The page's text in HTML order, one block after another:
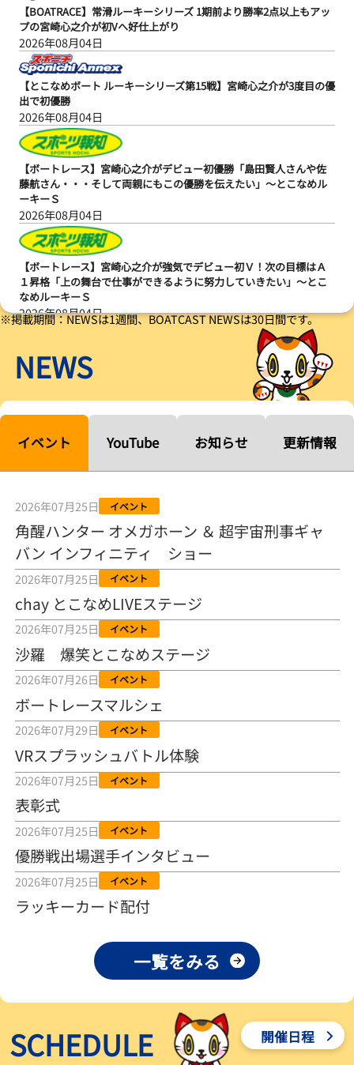
【BOATRACE】常滑ルーキーシリーズ 1期前より勝率2点以上もアッ
プの宮崎心之介が初Vへ好仕上がり
2026年08月04日
【とこなめボート ルーキーシリーズ第15戦】宮崎心之介が3度目の優
出で初優勝
2026年08月04日
【ボートレース】宮崎心之介がデビュー初優勝「島田賢人さんや佐
藤航さん・・・そして両親にもこの優勝を伝えたい」～とこなめル
ーキーＳ
2026年08月04日
【ボートレース】宮崎心之介が強気でデビュー初Ｖ！次の目標はＡ
１昇格「上の舞台で仕事ができるように努力していきたい」～とこ
なめルーキーＳ
2026年08月04日
【ルーキーシリーズ第15戦】塚越海斗「伸びを生かす方向で」4カド
から攻める／とこなめボートレース
【常滑ボート・ルーキーＳ】宮崎心之介 うれしいデビュー初優勝
「このままＡ１になれるように」
2026年08月04日
ド！／常滑ボート
2026年08月04日
【ボートレース】「しょっぱいですね」初優勝の宮崎心之介が水神
祭で満面の笑み／常滑 - 日刊スポーツ
2026年08月04日
【ボート】とこなめルーキーＳ 宮崎心之介がデビューから１年９カ
月で初優勝
2026年08月04日
【ボートレース】12R優勝戦のスタート特訓実施 初Ｖ目指す宮崎心
之介の仕上がり上々／常滑 - 日刊スポーツ
2026年08月04日
【とこなめボート ルーキーシリーズ第15戦】荒木颯斗 当地フレッシ
ュルーキーが初Vで恩返しを
2026年08月03日
【とこなめボート】ういちの「好配招き猫」ルーキーシリーズ第15
戦～自分の収支状況も想定してこそ〝本物の予想〟！／ボートレー
ス
2026年08月03日
【ボートレース】荒木颯斗が地元唯一の優出！３号艇でデビュー初
Ｖ狙う「自分の好きな感じになっている」～とこなめルーキーＳ
【ボートレース】訓練中の大けが乗り越えデビューした宮崎心之介
が初Ｖ王手「１枠なら負けないと思います」～とこなめルーキーＳ
2026年08月03日
【常滑ボート・ルーキーＳ】津田陸翔はリング交換で気配一変「初
優勝目指して頑張ります」
※掲載期間：NEWSは1週間、BOATCAST NEWSは30日間です。
NEWS
イベント YouTube お知らせ 更新情報
2026年07月25日 イベント
角醒ハンター オメガホーン ＆ 超宇宙刑事ギャ
バン インフィニティ ショー
2026年07月25日 イベント
chay とこなめLIVEステージ
2026年07月25日 イベント
沙羅 爆笑とこなめステージ
2026年07月26日 イベント
ボートレースマルシェ
2026年07月29日 イベント
VRスプラッシュバトル体験
2026年07月25日 イベント
表彰式
2026年07月25日 イベント
優勝戦出場選手インタビュー
2026年07月25日 イベント
ラッキーカード配付
一覧をみる
SCHEDULE 開催日程